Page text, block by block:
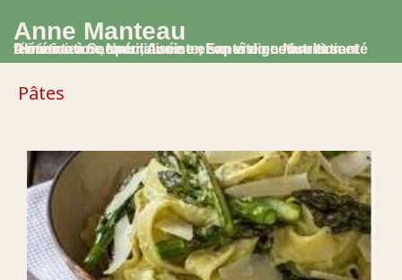
Anne Manteau
Diététicienne Nutritionniste, Experte en Nutrition et Alimentation, spécialisée en santé digestive et santé féminine à Saumur, Avoine et en visio consultation
Pâtes